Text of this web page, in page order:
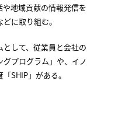
地域貢献の情報発信を
に取り組む。
して、従業員と会社の
プログラム」や、イノ
SHIP」がある。